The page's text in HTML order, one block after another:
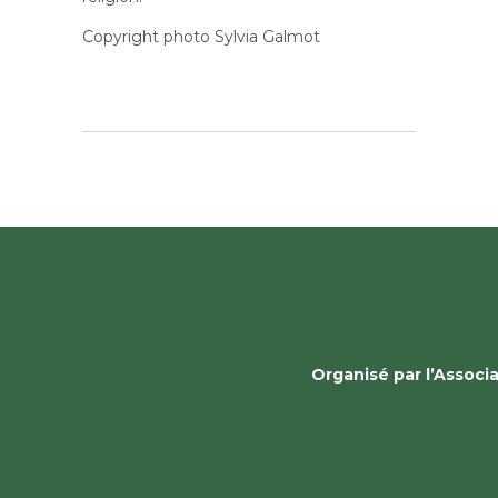
Copyright photo Sylvia Galmot
Organisé par